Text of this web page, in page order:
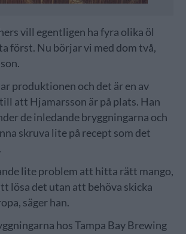
vill egentligen ha fyra olika öl
först. Nu börjar vi med dom två,
produktionen och det är en av
att Hjamarsson är på plats. Han
de inledande bryggningarna och
skruva lite på recept som det
lite problem att hitta rätt mango,
lösa det utan att behöva skicka
säger han.
hos Tampa Bay Brewing